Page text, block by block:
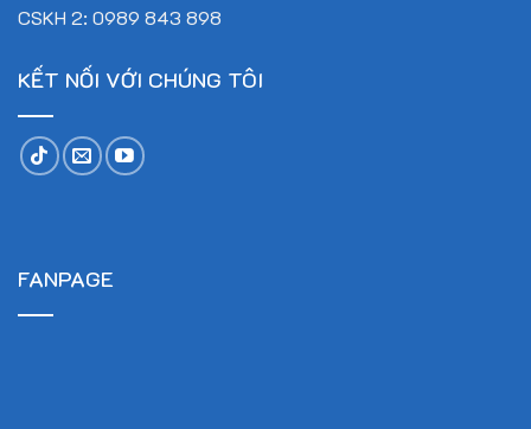
CSKH 2: 0989 843 898
KẾT NỐI VỚI CHÚNG TÔI
FANPAGE